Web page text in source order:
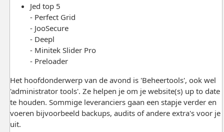
Jed top 5
- Perfect Grid
- JooSecure
- Deepl
- Minitek Slider Pro
- Preloader
Het hoofdonderwerp van de avond is 'Beheertools', ook wel
'administrator tools'. Ze helpen je om je website(s) up to date
te houden. Sommige leveranciers gaan een stapje verder en
voeren bijvoorbeeld backups, audits of andere extra's voor je
uit.